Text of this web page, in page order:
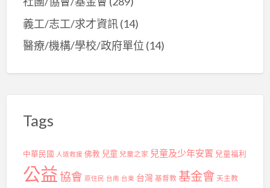
義工/志工/求才資訊(14)
醫療/機構/學校/政府單位 (14)
Tags
中華民國 人道救援 佛教 兒童 兒童之家 兒童及少年安置 兒童福利
公益協會 原住民 台南 台東 台灣 基督教 基金會 天主教